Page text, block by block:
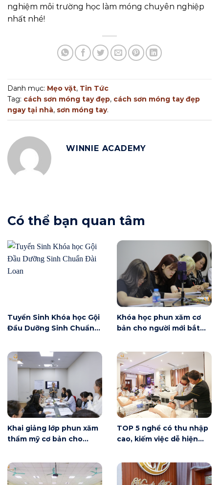
nghiệm môi trường học làm móng chuyên nghiệp
nhất nhé!
Danh mục: Mẹo vặt, Tin Tức
Tag: cách sơn móng tay đẹp, cách sơn móng tay đẹp
ngay tại nhà, sơn móng tay.
WINNIE ACADEMY
Có thể bạn quan tâm
Tuyển Sinh Khóa học Gội
Đầu Dưỡng Sinh Chuẩn
Khóa học phun xăm cơ
bản cho người mới bắt
Khai giảng lớp phun xăm
thẩm mỹ cơ bản cho
Nội
TOP 5 nghề có thu nhập
cao, kiếm việc dễ hiện